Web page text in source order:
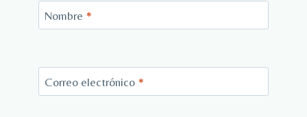
Nombre *
Correo electrónico *